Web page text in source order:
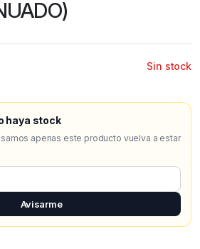
Sin stock
haya stock
apenas este producto vuelva a estar
Avisarme